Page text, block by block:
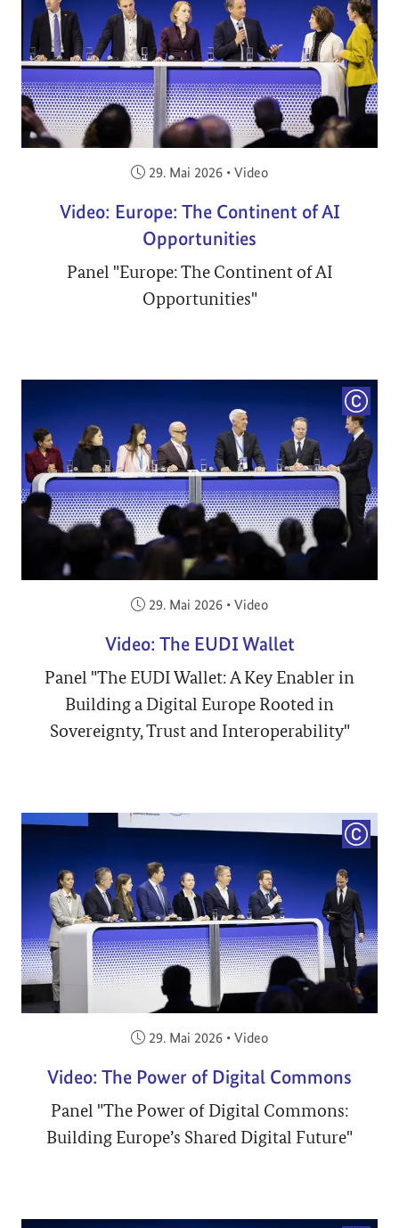
Veröffentlicht am:
29. Mai 2026 • Video
Video: Europe: The Continent of AI
Opportunities
Panel "Europe: The Continent of AI
Opportunities"
Veröffentlicht am:
29. Mai 2026 • Video
Video: The EUDI Wallet
Panel "The EUDI Wallet: A Key Enabler in
Building a Digital Europe Rooted in
Sovereignty, Trust and Interoperability"
Veröffentlicht am:
29. Mai 2026 • Video
Video: The Power of Digital Commons
Panel "The Power of Digital Commons:
Building Europe’s Shared Digital Future"